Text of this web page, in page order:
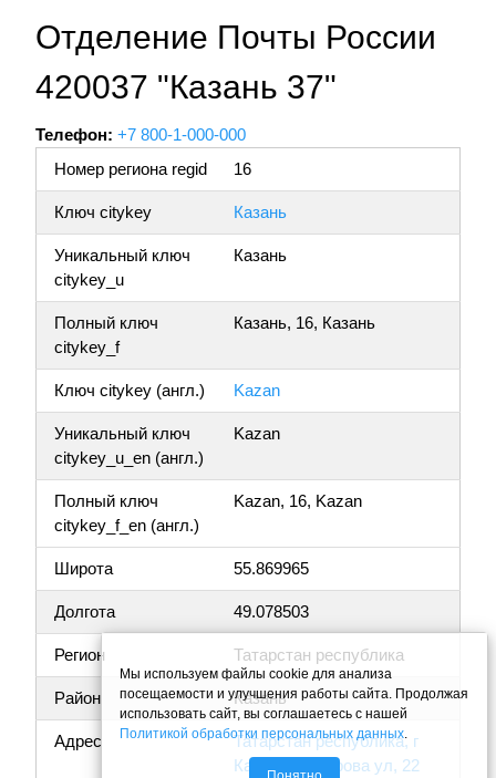
Отделение Почты России
420037 "Казань 37"
Телефон: +7 800-1-000-000
Номер региона regid
16
Ключ citykey Казань
Уникальный ключ
citykey_u
Казань
Полный ключ
citykey_f
Казань, 16, Казань
Ключ citykey (англ.) Kazan
Уникальный ключ
citykey_u_en (англ.)
Kazan
Полный ключ
citykey_f_en (англ.)
Kazan, 16, Kazan
Широта 55.869965
Долгота 49.078503
Регион Татарстан республика
Район Казань
Адрес
Татарстан республика, г
Казань, Айдарова ул, 22
Мы используем файлы cookie для анализа
посещаемости и улучшения работы сайта. Продолжая
использовать сайт, вы соглашаетесь с нашей
Политикой обработки персональных данных.